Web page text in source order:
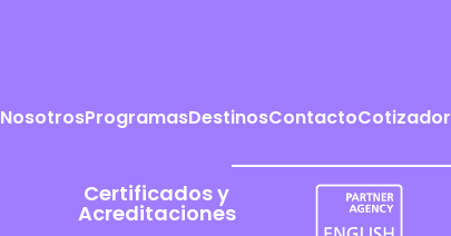
NosotrosProgramasDestinosContactoCotizador
Certificados y
Acreditaciones